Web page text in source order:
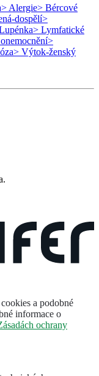
> Alergie> Bércové
dospělí>
> Lymfatické
>
> Výtok-ženský
a podobné
informace o
ochrany